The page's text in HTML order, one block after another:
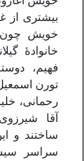
بیشتری از
خویش چون
خانوادهٔ
فهیم،
تورن
رحمانی،
آقا
ساختند و
سراسر